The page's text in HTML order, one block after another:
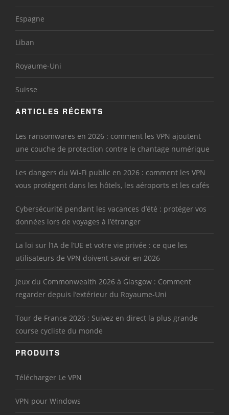
Espagne
Liban
Royaume-Uni
Suisse
ARTICLES RÉCENTS
Les ransomwares en 2026 : comment les VPN ajoutent
une couche de protection contre le chantage numérique
Les dangers du Wi-Fi public en 2026 : comment les VPN
vous protègent dans les hôtels, les aéroports et les cafés
Cybersécurité pendant les vacances d’été : protéger vos
données lors de voyages à l’étranger
La loi sur l’IA de l’UE et votre vie privée : ce que les
utilisateurs de VPN doivent savoir en 2026
Jeux du Commonwealth 2026 à Glasgow : Comment
regarder depuis l’extérieur du Royaume-Uni
Tour de France 2026 : Suivez en direct la plus grande
course cycliste du monde
PRODUITS
Télécharger Le VPN
VPN pour Windows